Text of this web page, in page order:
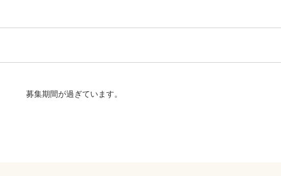
募集期間が過ぎています。